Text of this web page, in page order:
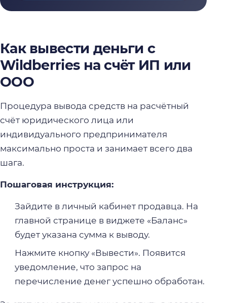
Как вывести деньги с
Wildberries на счёт ИП или
ООО
Процедура вывода средств на расчётный
счёт юридического лица или
индивидуального предпринимателя
максимально проста и занимает всего два
шага.
Пошаговая инструкция:
Зайдите в личный кабинет продавца. На
главной странице в виджете «Баланс»
будет указана сумма к выводу.
Нажмите кнопку «Вывести». Появится
уведомление, что запрос на
перечисление денег успешно обработан.